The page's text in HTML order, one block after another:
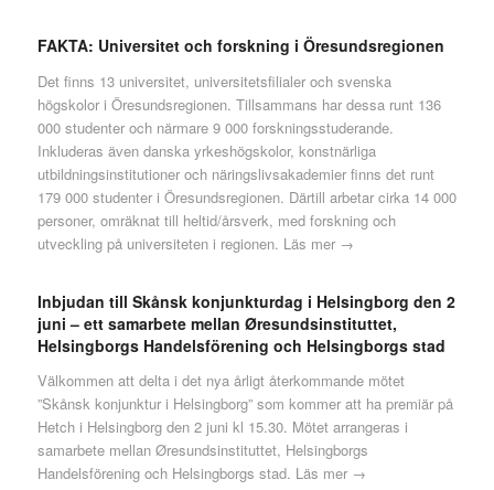
FAKTA: Universitet och forskning i Öresundsregionen
Det finns 13 universitet, universitetsfilialer och svenska
högskolor i Öresundsregionen. Tillsammans har dessa runt 136
000 studenter och närmare 9 000 forskningsstuderande.
Inkluderas även danska yrkeshögskolor, konstnärliga
utbildningsinstitutioner och näringslivsakademier finns det runt
179 000 studenter i Öresundsregionen. Därtill arbetar cirka 14 000
personer, omräknat till heltid/årsverk, med forskning och
utveckling på universiteten i regionen. Läs mer →
Inbjudan till Skånsk konjunkturdag i Helsingborg den 2
juni – ett samarbete mellan Øresundsinstituttet,
Helsingborgs Handelsförening och Helsingborgs stad
Välkommen att delta i det nya årligt återkommande mötet
”Skånsk konjunktur i Helsingborg” som kommer att ha premiär på
Hetch i Helsingborg den 2 juni kl 15.30. Mötet arrangeras i
samarbete mellan Øresundsinstituttet, Helsingborgs
Handelsförening och Helsingborgs stad. Läs mer →